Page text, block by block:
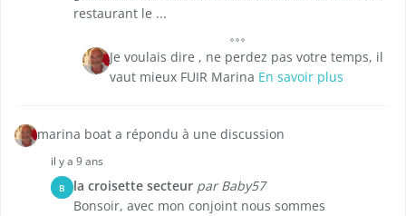
restaurant le ...
Je voulais dire , ne perdez pas votre temps, il
vaut mieux FUIR Marina En savoir plus
marina boat a répondu à une discussion
il y a 9 ans
B la croisette secteur par Baby57
Bonsoir, avec mon conjoint nous sommes